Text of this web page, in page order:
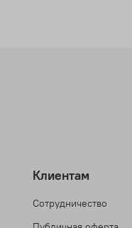
Клиентам
Сотрудничество